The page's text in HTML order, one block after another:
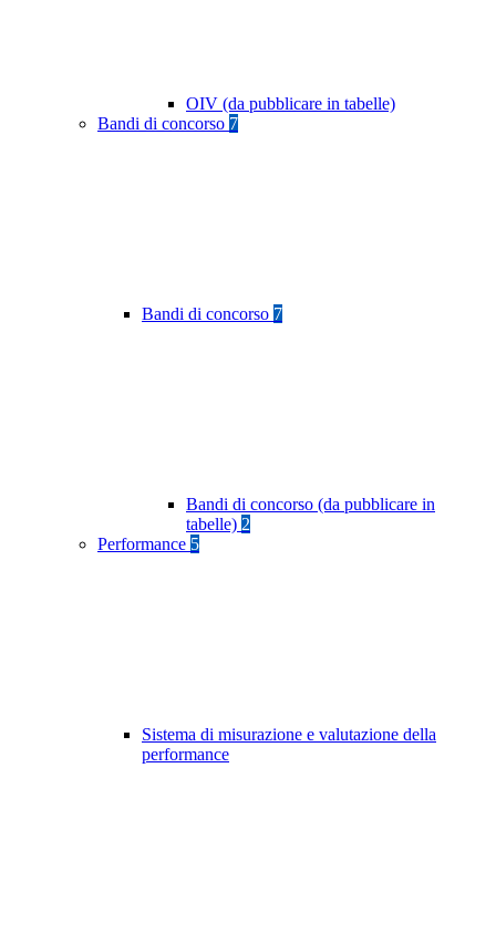
OIV (da pubblicare in tabelle)
Bandi di concorso 7
Bandi di concorso 7
Bandi di concorso (da pubblicare in
tabelle) 2
Performance 5
Sistema di misurazione e valutazione della
performance